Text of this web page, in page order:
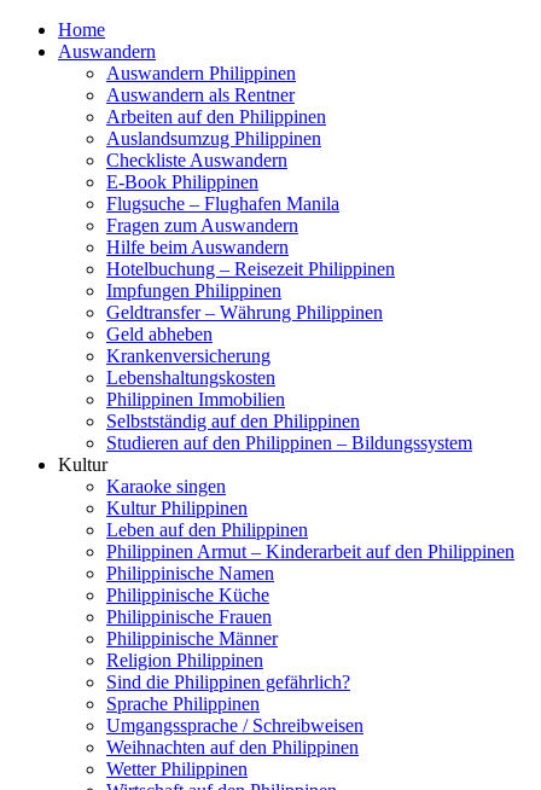
Home
Auswandern
Auswandern Philippinen
Auswandern als Rentner
Arbeiten auf den Philippinen
Auslandsumzug Philippinen
Checkliste Auswandern
E-Book Philippinen
Flugsuche – Flughafen Manila
Fragen zum Auswandern
Hilfe beim Auswandern
Hotelbuchung – Reisezeit Philippinen
Impfungen Philippinen
Geldtransfer – Währung Philippinen
Geld abheben
Krankenversicherung
Lebenshaltungskosten
Philippinen Immobilien
Selbstständig auf den Philippinen
Studieren auf den Philippinen – Bildungssystem
Kultur
Karaoke singen
Kultur Philippinen
Leben auf den Philippinen
Philippinen Armut – Kinderarbeit auf den Philippinen
Philippinische Namen
Philippinische Küche
Philippinische Frauen
Philippinische Männer
Religion Philippinen
Sind die Philippinen gefährlich?
Sprache Philippinen
Umgangssprache / Schreibweisen
Weihnachten auf den Philippinen
Wetter Philippinen